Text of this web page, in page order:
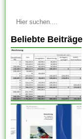
Beliebte Beiträge